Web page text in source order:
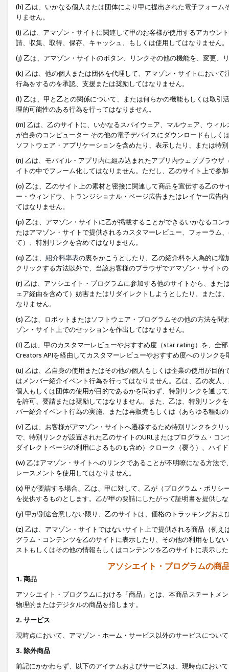
(h) 乙は、いかなる個人または団体により甲に提出された電子フォー
りません。
(i) 乙は、アマゾン・サイトに関連して甲のお客様が使用するアカウン
請、収集、取得、保存、キャッシュ、もしくは使用してはなりません。
(j) 乙は、アマゾン・サイトのボタン、リンクその他の機能を、変更、
(k) 乙は、他の個人または団体を代理して、アマゾン・サイトにおい
行為をするのを承認、支援または奨励してはなりません。
(l) 乙は、甲と乙との関係について、または何らかの機能もしくは取
理的可能性のある行為を行ってはなりません。
(m) 乙は、乙のサイトに、いかなるスパイウェア、マルウェア、ウィ
が自身のコンピューター その他の電子デバイスにダウンロードもし
ソフトウェア・アプリケーションを含めたり、表示したり、または特
(n) 乙は、モバイル・アプリ内に組み込まれたアプリ内ウェブブラウ
イトの中でフレーム化してはなりません。ただし、乙のサイト上で参
(o) 乙は、乙のサイト上の素材と密接に関連して商品を宣伝する乙の
ー・ウィンドウ、トランジショナル・ページ広告またはレイヤー広告
てはなりません。
(p) 乙は、アマゾン・サイトに乙が掲載することができるいかなるコ
たはアマゾン・サイトで提供されるカスタマーレビュー、フォーラム
て）、特別リンクを含めてはなりません。
(q) 乙は、 紹介料率表の裏をかこうとしたり、乙の紹介料を人為的に
クリックする方法以外で、当該お客様のブラウザでアマゾン・サイト
(r) 乙は、アソシエイト・プログラムに参加する他のサイトから、ま
ェア経由を含めて）妨害またはリダイレクトしようとしたり、または
なりません。
(s) 乙は、ロボットまたはソフトウェア・プログラムその他の方法を
ゾン・サイト上でのセッションを作出してはなりません。
(t) 乙は、甲のカスタマーレビューやおすすめ度（star rating）を、全
Creators APIを経由してカスタマーレビューやおすすめ度へのリンクを
(u) 乙は、乙自身の使用またはその他の個人もしくは企業の使用が目
はメンバー紹介イベント行為を行ってはなりません。乙は、乙の友人
個人もしくは団体の使用が目的であるかを問わず、特別リンクを通じ
を許可、要請または奨励してはなりません。また、乙は、特別リンク
バー紹介イベント行為の実施、または再販売もしくは（あらゆる種類
(v) 乙は、お客様がアマゾン・サイトへ遷移するため特別リンクをク
で、特別リンクが設置された乙のサイトのURLまたはプログラム・コ
ダイレクトページの利用によるものも含め）クローク（覆う）、ハイ
(w) 乙はアマゾン・サイトへのリンクであることが不明瞭になる方法
レースメントを使用してはなりません。
(x) 甲が要請する場合、乙は、甲に対して、乙が（プログラム・ポリ
を提供するものとします。乙が甲の要請にしたがって証明書を提供し
(y) 甲が別途合意しない限り、乙のサイトは、価格のトラッキングお
(z) 乙は、アマゾン・サイトではないサイト上で提供される商品（例
グラム・コンテンツを乙のサイトに表示したり、その他の利用をしな
ストもしくはその他の情報もしくはコンテンツを乙のサイトに表示し
アソシエイト・プログラムの商
1. 商品
アソシエイト・プログラムにおける「商品」とは、本商品ステートメ
物理的またはデジタルの商品を指します。
2. サービス
現時点において、アマゾン・ホーム・サービス以外のサービスについ
3. 除外商品
前記にかかわらず、以下のアイテムおよびサービスは、現時点におい